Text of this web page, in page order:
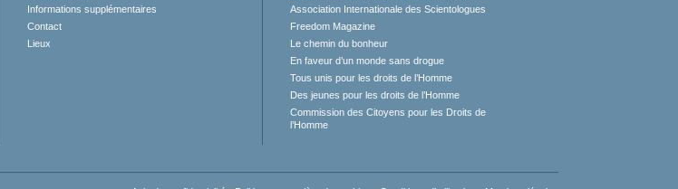
Informations supplémentaires
Contact
Lieux
Association Internationale des Scientologues
Freedom Magazine
Le chemin du bonheur
En faveur d’un monde sans drogue
Tous unis pour les droits de l’Homme
Des jeunes pour les droits de l’Homme
Commission des Citoyens pour les Droits de
l’Homme